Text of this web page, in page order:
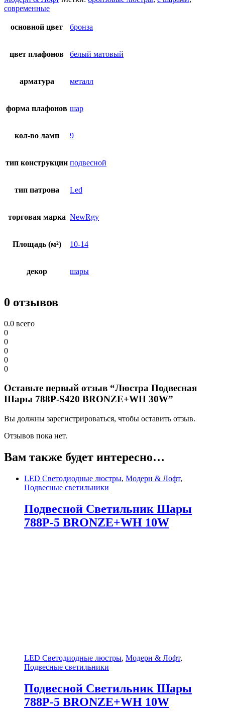
современные
основной цвет бронза
цвет плафонов белый матовый
арматура металл
форма плафонов шар
кол-во ламп 9
тип конструкции подвесной
тип патрона Led
торговая марка NewRgy
Площадь (м²) 10-14
декор шары
0 отзывов
0.0 всего
0
0
0
0
0
Оставьте первый отзыв “Люстра Подвесная
Шары 788P-S420 BRONZE+WH 30W”
Вы должны зарегистрироваться, чтобы оставить отзыв.
Отзывов пока нет.
Вам также будет интересно…
LED Светодиодные люстры, Модерн & Лофт,
Подвесные светильники
Подвесной Светильник Шары
788P-5 BRONZE+WH 10W
LED Светодиодные люстры, Модерн & Лофт,
Подвесные светильники
Подвесной Светильник Шары
788P-5 BRONZE+WH 10W